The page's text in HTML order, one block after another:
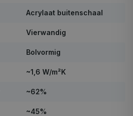
Acrylaat buitenschaal
Vierwandig
Bolvormig
~1,6 W/m²K
~62%
~45%